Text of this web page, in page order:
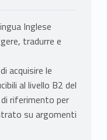
Inglese
tradurre e
acquisire le
al livello B2 del
di riferimento per
su argomenti